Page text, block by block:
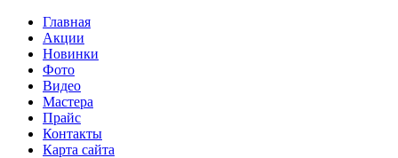
Главная
Акции
Новинки
Фото
Видео
Мастера
Прайс
Контакты
Карта сайта